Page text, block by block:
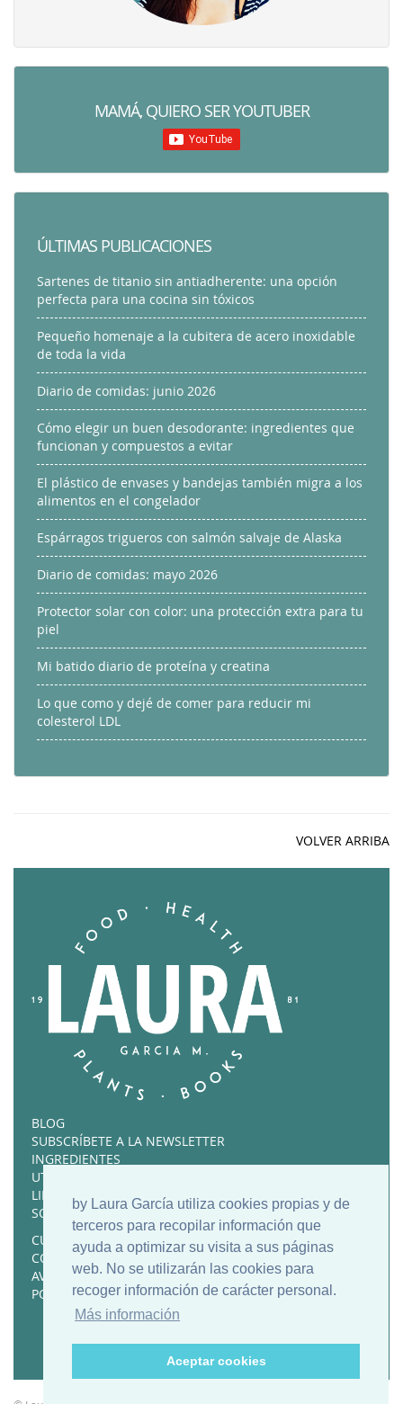
by Laura García utiliza cookies propias y de
terceros para recopilar información que
ayuda a optimizar su visita a sus páginas
web. No se utilizarán las cookies para
recoger información de carácter personal.
Más información
Aceptar cookies
MAMÁ, QUIERO SER YOUTUBER
ÚLTIMAS PUBLICACIONES
Sartenes de titanio sin antiadherente: una opción
perfecta para una cocina sin tóxicos
Pequeño homenaje a la cubitera de acero inoxidable
de toda la vida
Diario de comidas: junio 2026
Cómo elegir un buen desodorante: ingredientes que
funcionan y compuestos a evitar
El plástico de envases y bandejas también migra a los
alimentos en el congelador
Espárragos trigueros con salmón salvaje de Alaska
Diario de comidas: mayo 2026
Protector solar con color: una protección extra para tu
piel
Mi batido diario de proteína y creatina
Lo que como y dejé de comer para reducir mi
colesterol LDL
VOLVER ARRIBA
BLOG
SUBSCRÍBETE A LA NEWSLETTER
INGREDIENTES
UTENSILIOS FAVORITOS
LIBROS RECOMENDADOS
SOBRE MÍ
CURSOS Y RECETARIOS
CONTACTO
AVISO LEGAL
POLÍTICA DE COOKIES